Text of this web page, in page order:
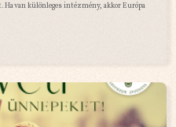
Ha van különleges intézmény, akkor Európa